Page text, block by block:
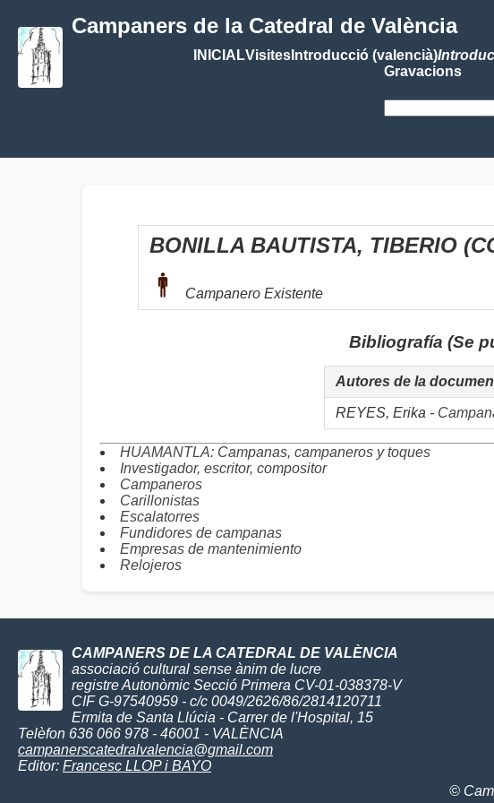
Campaners de la Catedral de València
INICIALVisitesIntroducció (valencià)
Gravacions
BONILLA BAUTISTA, TIBERIO
Campanero Existente
Bibliografía (Se
Autores de la
REYES, Erika -
HUAMANTLA: Campanas, campaneros y toques
Investigador, escritor, compositor
Campaneros
Carillonistas
Escalatorres
Fundidores de campanas
Empresas de mantenimiento
Relojeros
CAMPANERS DE LA CATEDRAL DE VALÈNCIA
associació cultural sense ànim de lucre
registre Autonòmic Secció Primera CV-01-038378-V
CIF G-97540959 - c/c 0049/2626/86/2814120711
Ermita de Santa Llúcia - Carrer de l'Hospital, 15
Telèfon 636 066 978 - 46001 - VALÈNCIA
campanerscatedralvalencia@gmail.com
Editor: Francesc LLOP i BAYO
©